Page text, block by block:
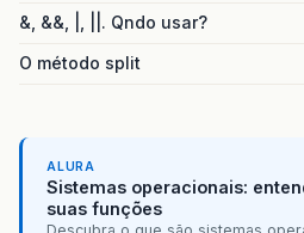
&, &&, |, ||. Qndo usar?
O método split
ALURA
Sistemas operacionais:
suas funções